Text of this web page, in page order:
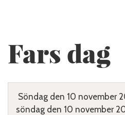
Fars dag
Söndag den 10 november
söndag den 10 november